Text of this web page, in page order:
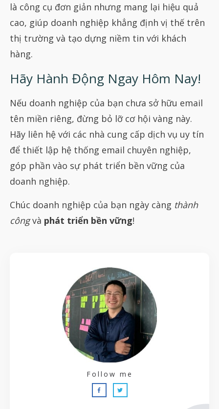
là công cụ đơn giản nhưng mang lại hiệu quả
cao, giúp doanh nghiệp khẳng định vị thế trên
thị trường và tạo dựng niềm tin với khách
hàng.
Hãy Hành Động Ngay Hôm Nay!
Nếu doanh nghiệp của bạn chưa sở hữu email
tên miền riêng, đừng bỏ lỡ cơ hội vàng này.
Hãy liên hệ với các nhà cung cấp dịch vụ uy tín
để thiết lập hệ thống email chuyên nghiệp,
góp phần vào sự phát triển bền vững của
doanh nghiệp.
Chúc doanh nghiệp của bạn ngày càng thành
côngvà phát triển bền vững!
Follow me